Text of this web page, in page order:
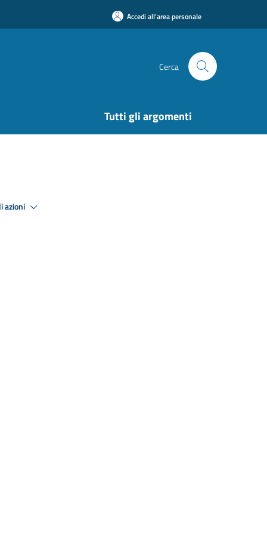
Accedi all'area personale
Cerca
Tutti gli argomenti
azioni